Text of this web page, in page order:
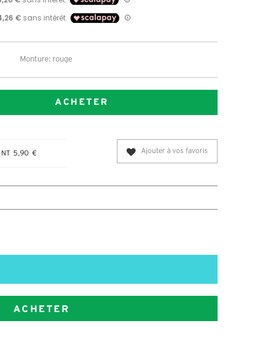
Monture: rouge
ACHETER
5,90 € Ajouter à vos favoris
ACHETER